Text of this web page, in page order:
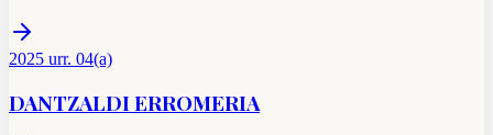
2025 urr. 04(a)
DANTZALDI ERROMERIA